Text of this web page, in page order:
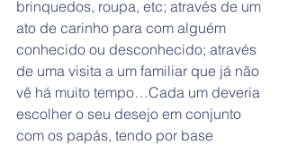
brinquedos, roupa, etc; através de um
ato de carinho para com alguém
conhecido ou desconhecido; através
de uma visita a um familiar que já não
vê há muito tempo…Cada um deveria
escolher o seu desejo em conjunto
com os papás, tendo por base